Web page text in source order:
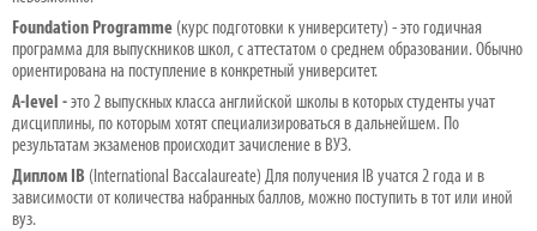
Foundation Programme (курс подготовки к университету) - это годичная
программа для выпускников школ, с аттестатом о среднем образовании. Обычно
ориентирована на поступление в конкретный университет.
A-level -это 2 выпускных класса английской школы в которых студенты учат
дисциплины, по которым хотят специализироваться в дальнейшем. По
результатам экзаменов происходит зачисление в ВУЗ.
Диплом IB (International Baccalaureate) Для получения IB учатся 2 года и в
зависимости от количества набранных баллов, можно поступить в тот или иной
вуз.